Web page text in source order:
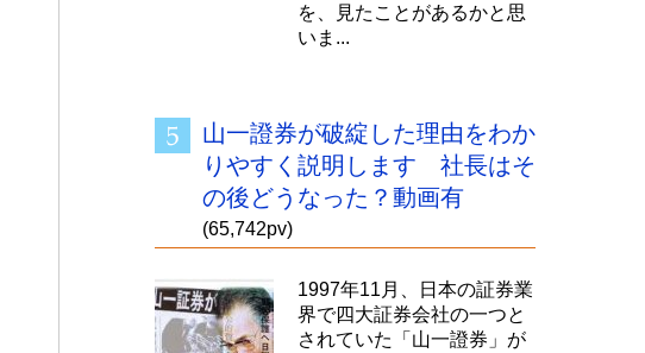
を、見たことがあるかと思
いま...
山一證券が破綻した理由をわか
りやすく説明します 社長はそ
の後どうなった？動画有
(65,742pv)
1997年11月、日本の証券業
界で四大証券会社の一つと
されていた「山一證券」が